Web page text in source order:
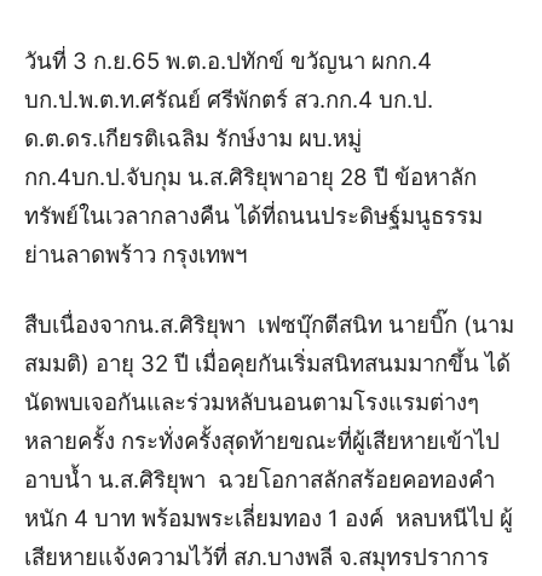
วันที่ 3 ก.ย.65 พ.ต.อ.ปทักข์ ขวัญนา ผกก.4
บก.ป.พ.ต.ท.ศรัณย์ ศรีพักตร์ สว.กก.4 บก.ป.
ด.ต.ดร.เกียรติเฉลิม รักษ์งาม ผบ.หมู่
กก.4บก.ป.จับกุม น.ส.ศิริยุพาอายุ 28 ปี ข้อหาลัก
ทรัพย์ในเวลากลางคืน ได้ที่ถนนประดิษฐ์มนูธรรม
ย่านลาดพร้าว กรุงเทพฯ
สืบเนื่องจากน.ส.ศิริยุพา เฟซบุ๊กตีสนิท นายบิ๊ก (นาม
สมมติ) อายุ 32 ปี เมื่อคุยกันเริ่มสนิทสนมมากขึ้น ได้
นัดพบเจอกันและร่วมหลับนอนตามโรงแรมต่างๆ
หลายครั้ง กระทั่งครั้งสุดท้ายขณะที่ผู้เสียหายเข้าไป
อาบน้ำ น.ส.ศิริยุพา ฉวยโอกาสลักสร้อยคอทองคำ
หนัก 4 บาท พร้อมพระเลี่ยมทอง 1 องค์ หลบหนีไป ผู้
เสียหายแจ้งความไว้ที่ สภ.บางพลี จ.สมุทรปราการ